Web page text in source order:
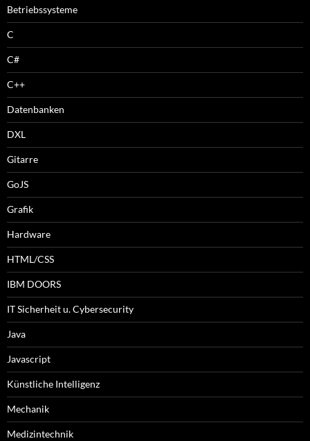
Betriebssysteme
C
C#
C++
Datenbanken
DXL
Gitarre
GoJS
Grafik
Hardware
HTML/CSS
IBM DOORS
IT Sicherheit u. Cybersecurity
Java
Javascript
Künstliche Intelligenz
Mechanik
Medizintechnik